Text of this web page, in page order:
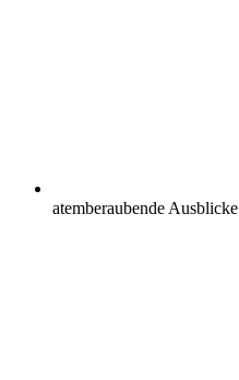
atemberaubende Ausblicke